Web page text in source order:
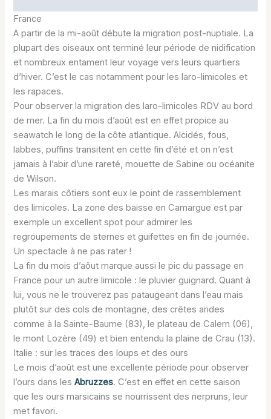
France
A partir de la mi-août débute la migration post-nuptiale. La
plupart des oiseaux ont terminé leur période de nidification
et nombreux entament leur voyage vers leurs quartiers
d’hiver. C’est le cas notamment pour les laro-limicoles et
les rapaces.
Pour observer la migration des laro-limicoles RDV au bord
de mer. La fin du mois d’août est en effet propice au
seawatch le long de la côte atlantique. Alcidés, fous,
labbes, puffins transitent en cette fin d’été et on n’est
jamais à l’abir d’une rareté, mouette de Sabine ou océanite
de Wilson.
Les marais côtiers sont eux le point de rassemblement
des limicoles. La zone des baisse en Camargue est par
exemple un excellent spot pour admirer les
regroupements de sternes et guifettes en fin de journée.
Un spectacle à ne pas rater !
La fin du mois d’aôut marque aussi le pic du passage en
France pour un autre limicole : le pluvier guignard. Quant à
lui, vous ne le trouverez pas pataugeant dans l’eau mais
plutôt sur des cols de montagne, des crêtes arides
comme à la Sainte-Baume (83), le plateau de Calern (06),
le mont Lozère (49) et bien entendu la plaine de Crau (13).
Italie : sur les traces des loups et des ours
Le mois d’août est une excellente période pour observer
l’ours dans lesAbruzzes. C’est en effet en cette saison
que les ours marsicains se nourrissent des nerpruns, leur
met favori.